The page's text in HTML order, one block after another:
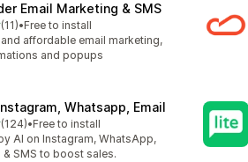
Email Marketing & SMS
5 gwiazdek
(11)liczba recenzji: 11
•Free to install
affordable email marketing,
and popups
Whatsapp, Email
5 gwiazdek
(124)
liczba recenzji: 124
•Free to install
AI on Instagram, WhatsApp,
& SMS to boost sales.